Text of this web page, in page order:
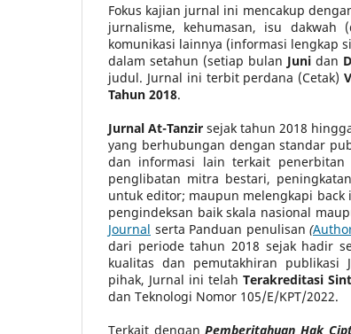
Fokus kajian jurnal ini mencakup
jurnalisme, kehumasan, isu dakwah
komunikasi lainnya (informasi lengkap
dalam setahun (setiap bulan Juni dan
judul. Jurnal ini terbit perdana (Cetak)
Tahun 2018.
Jurnal At-Tanzir sejak tahun 2018
yang berhubungan dengan standar
dan informasi lain terkait
penglibatan mitra bestari,
untuk editor; maupun melengkapi
pengindeksan baik skala nasional
Journal serta Panduan penulisan (
dari periode tahun 2018 sejak hadir
kualitas dan pemutakhiran
pihak, Jurnal ini telah Terakreditasi
dan Teknologi Nomor 105/E/KPT/2022.
Terkait denganPemberitahuan Hak